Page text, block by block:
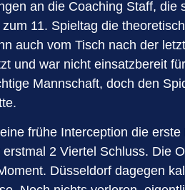
an die Coaching Staff,
11. Spieltag die
auch vom Tisch nach der
und war nicht einsatzbereit
Mannschaft, doch den
frühe Interception die
2 Viertel Schluss. Die
Düsseldorf dagegen